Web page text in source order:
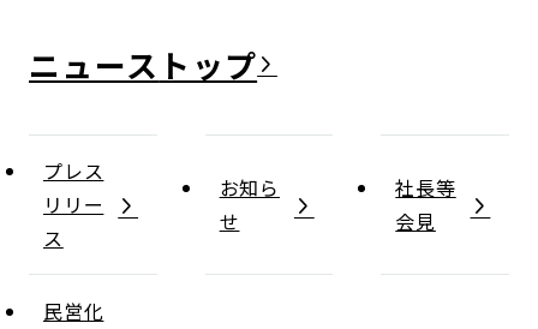
ニュース
プレス
リリー
ス
お知ら
せ
社長等
会見
民営化